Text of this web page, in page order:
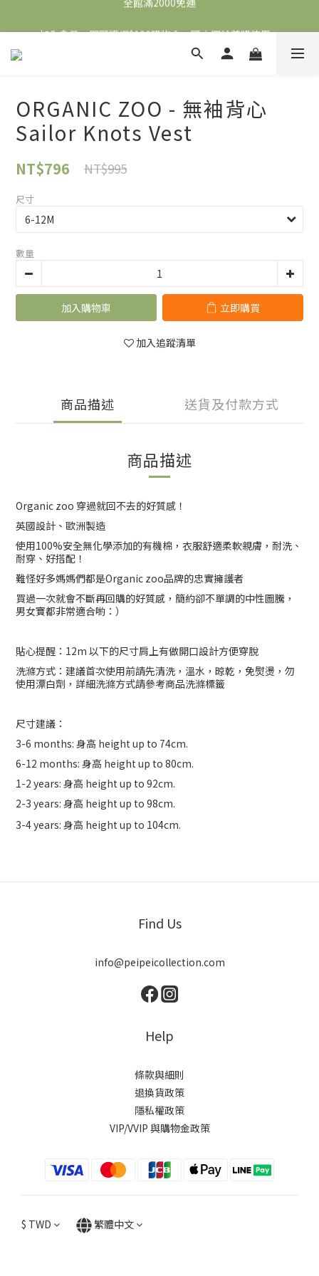
加入會員，即可獲得$100購物金，可立即於首購使用。
滿5000送500購物金，滿8000送800購物金
ORGANIC ZOO - 無袖背心
Sailor Knots Vest
NT$796 NT$995
尺寸
數量
加入購物車 立即購買
加入追蹤清單
商品描述 送貨及付款方式
商品描述
Organic zoo 穿過就回不去的好質感！
英國設計、歐洲製造
使用100%安全無化學添加的有機棉，衣服舒適柔軟親膚，耐洗、
耐穿、好搭配！
難怪好多媽媽們都是Organic zoo品牌的忠實擁護者
買過一次就會不斷再回購的好質感，簡約卻不單調的中性圖騰，
男女寶都非常適合喲：）
貼心提醒：12m 以下的尺寸肩上有做開口設計方便穿脫
洗滌方式：建議首次使用前請先清洗，溫水，晾乾，免熨燙，勿
使用漂白劑，詳細洗滌方式請參考商品洗滌標籤
尺寸建議：
3-6 months: 身高 height up to 74cm.
6-12 months: 身高 height up to 80cm.
1-2 years: 身高 height up to 92cm.
2-3 years: 身高 height up to 98cm.
3-4 years: 身高 height up to 104cm.
Find Us
info@peipeicollection.com
Help
條款與細則
退換貨政策
隱私權政策
VIP/VVIP 與購物金政策
$ TWD 繁體中文